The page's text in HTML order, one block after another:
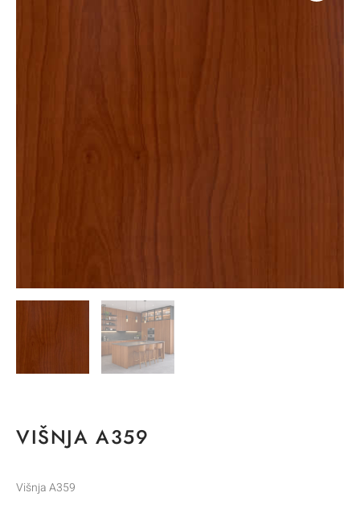
VIŠNJA A359
Višnja A359